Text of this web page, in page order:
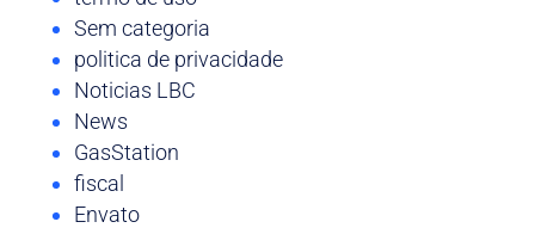
Sem categoria
politica de privacidade
Noticias LBC
News
GasStation
fiscal
Envato